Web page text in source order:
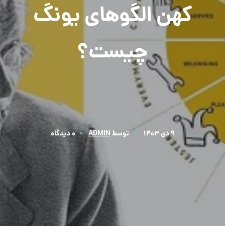
کهن الگوهای یونگ
چیست؟
9 دی 1403 توسطADMIN 0 دیدگاه